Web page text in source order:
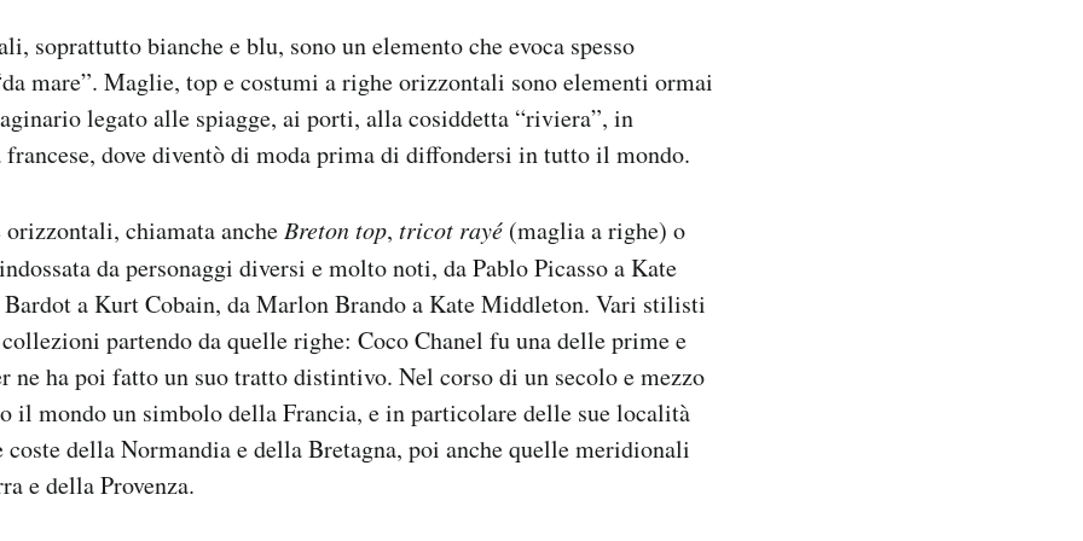
soprattutto bianche e blu, sono un elemento che evoca spesso
mare”. Maglie, top e costumi a righe orizzontali sono elementi ormai
legato alle spiagge, ai porti, alla cosiddetta “riviera”, in
dove diventò di moda prima di diffondersi in tutto il mondo.
chiamata ancheBreton top, tricot rayé (maglia a righe) o
da personaggi diversi e molto noti, da Pablo Picasso a Kate
a Kurt Cobain, da Marlon Brando a Kate Middleton. Vari stilisti
partendo da quelle righe: Coco Chanel fu una delle prime e
ne ha poi fatto un suo tratto distintivo. Nel corso di un secolo e mezzo
il mondo un simbolo della Francia, e in particolare delle sue località
della Normandia e della Bretagna, poi anche quelle meridionali
e della Provenza.